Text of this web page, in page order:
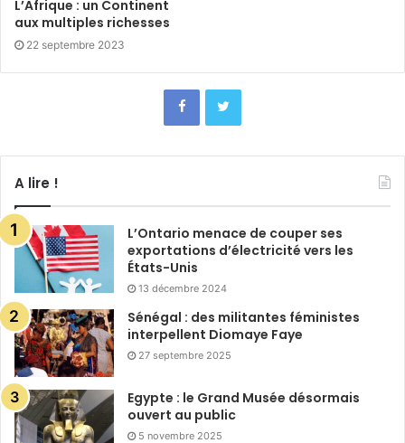
L’Afrique : un Continent
aux multiples richesses
22 septembre 2023
A lire !
L’Ontario menace de couper ses
exportations d’électricité vers les
États-Unis
13 décembre 2024
Sénégal : des militantes féministes
interpellent Diomaye Faye
27 septembre 2025
Egypte : le Grand Musée désormais
ouvert au public
5 novembre 2025